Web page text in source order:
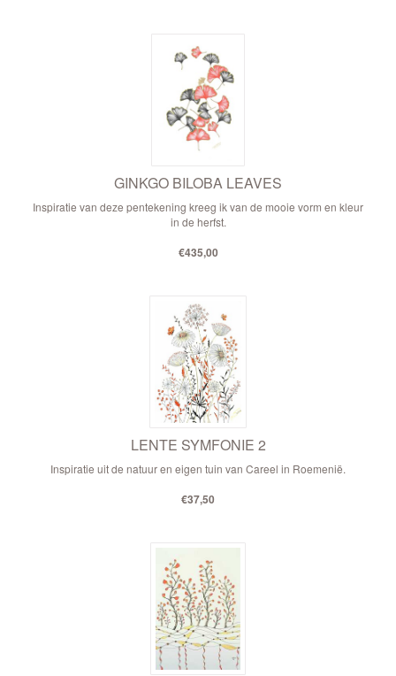
GINKGO BILOBA LEAVES
Inspiratie van deze pentekening kreeg ik van de mooie vorm en kleur
in de herfst.
€435,00
LENTE SYMFONIE 2
Inspiratie uit de natuur en eigen tuin van Careel in Roemenië.
€37,50